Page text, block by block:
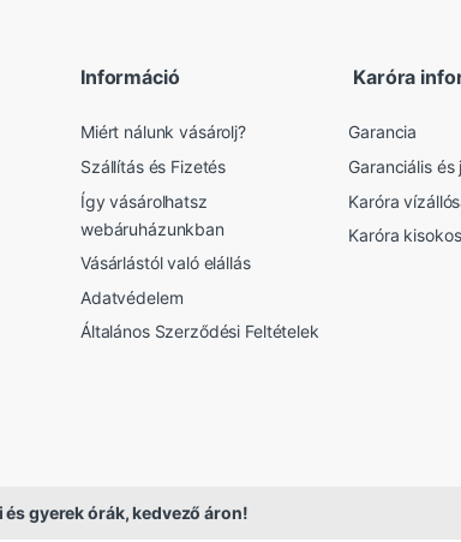
Információ
Miért nálunk vásárolj?
Szállítás és Fizetés
Így vásárolhatsz
webáruházunkban
Vásárlástól való elállás
Adatvédelem
Általános Szerződési Feltételek
Karóra
Garancia
Garanciális
Karóra
Karóra kisokos
gyerek órák, kedvező áron!